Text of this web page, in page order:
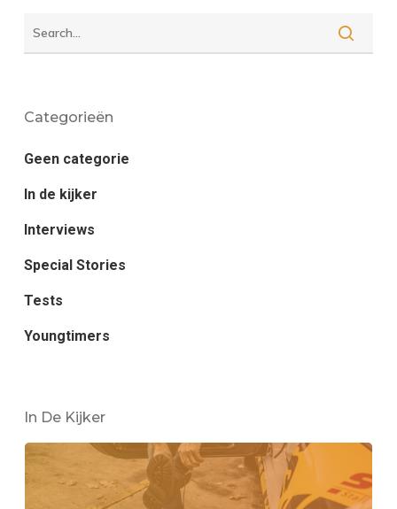
Categorieën
Geen categorie
In de kijker
Interviews
Special Stories
Tests
Youngtimers
In De Kijker